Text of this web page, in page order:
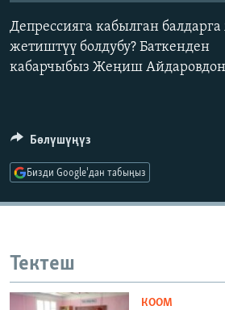
АЗАТТЫК+
ЫҢГАЙСЫЗ СУРООЛОР
Депрессияга кабылган
жетиштүү болдубу? Баткенден
кабарчыбыз Жеңиш Айдаровдон
Бөлүшүңүз
Бизди Google'дан табыңыз
Тектеш
КООМ